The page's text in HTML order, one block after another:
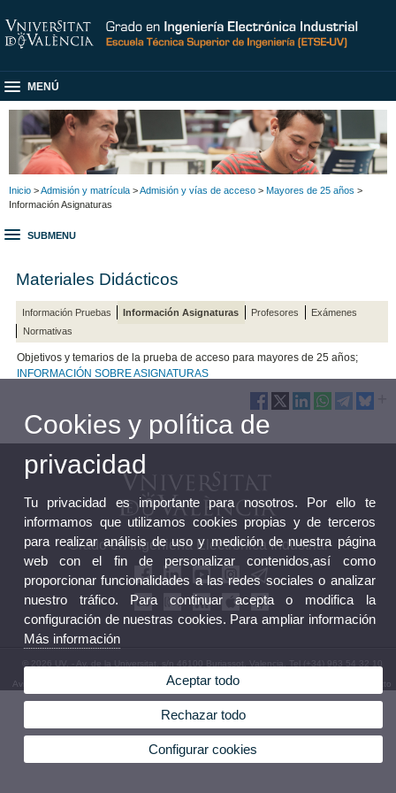
MENÚ
Inicio >Admisión y matrícula >Admisión y vías de acceso > Mayores de 25 años >
Información Asignaturas
SUBMENU
Materiales Didácticos
Información Pruebas Información Asignaturas Profesores
Exámenes
Normativas
Objetivos y temarios de la prueba de acceso para mayores de 25 años;
INFORMACIÓN SOBRE ASIGNATURAS
Grado en Ingeniería Electrónica Industrial
© 2026 UV. - Av. de la Universitat, s/n 46100 Burjassot. Valencia. Tel (+34) 963 54 32 10
Aviso legal Política privacidad|Cookies Buzón de contacto
Cookies y política de
privacidad
Tu privacidad es importante para nosotros. Por ello te
informamos que utilizamos cookies propias y de terceros
para realizar análisis de uso y medición de nuestra página
web con el fin de personalizar contenidos,así como
proporcionar funcionalidades a las redes sociales o analizar
nuestro tráfico. Para continuar acepta o modifica la
configuración de nuestras cookies. Para ampliar información
Más información
Aceptar todo
Rechazar todo
Configurar cookies